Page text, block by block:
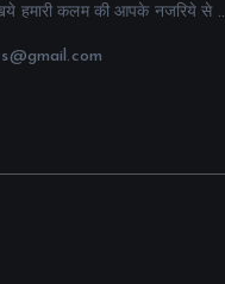
हमारी कलम की आपके नजरिये से ..